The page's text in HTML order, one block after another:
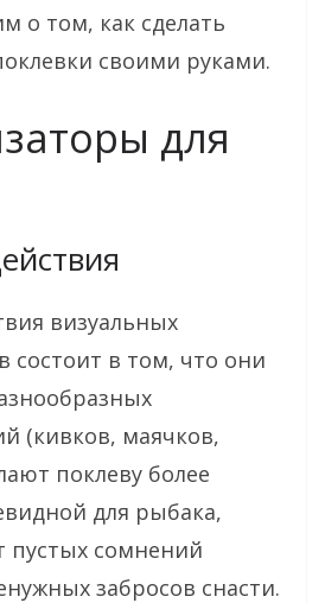
о том, как сделать
своими руками.
для
визуальных
состоит в том, что они
(кивков, маячков,
поклеву более
для рыбака,
пустых сомнений
забросов снасти.